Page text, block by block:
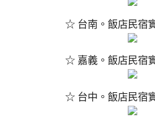
☆ 台南。飯店民宿
☆ 嘉義。飯店民宿
☆ 台中。飯店民宿